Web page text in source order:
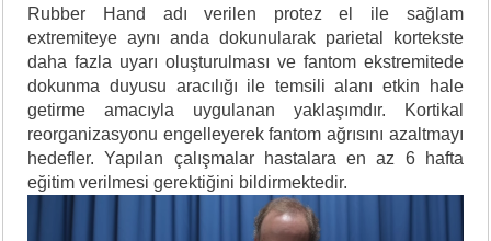
Rubber Hand adı verilen protez el ile sağlam
extremiteye aynı anda dokunularak parietal kortekste
daha fazla uyarı oluşturulması ve fantom ekstremitede
dokunma duyusu aracılığı ile temsili alanı etkin hale
getirme amacıyla uygulanan yaklaşımdır. Kortikal
reorganizasyonu engelleyerek fantom ağrısını azaltmayı
hedefler. Yapılan çalışmalar hastalara en az 6 hafta
eğitim verilmesi gerektiğini bildirmektedir.